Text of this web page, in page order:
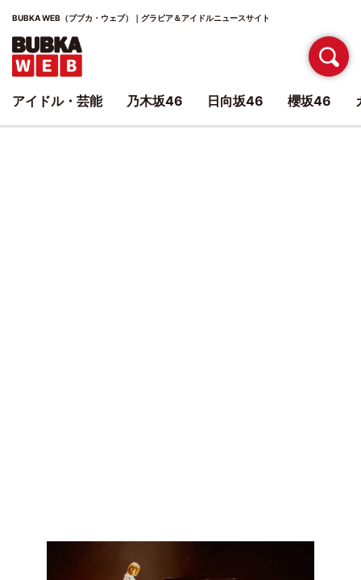
BUBKA WEB（ブブカ・ウェブ）｜グラビア＆アイドルニュースサイト
アイドル・芸能 乃木坂46 日向坂46 櫻坂46